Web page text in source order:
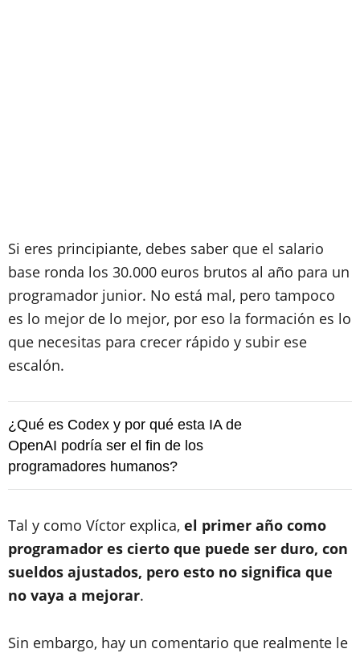
Si eres principiante, debes saber que el salario
base ronda los 30.000 euros brutos al año para un
programador junior. No está mal, pero tampoco
es lo mejor de lo mejor, por eso la formación es lo
que necesitas para crecer rápido y subir ese
escalón.
¿Qué es Codex y por qué esta IA de
OpenAI podría ser el fin de los
programadores humanos?
Tal y como Víctor explica, el primer año como
programador es cierto que puede ser duro, con
sueldos ajustados, pero esto no significa que
no vaya a mejorar.
Sin embargo, hay un comentario que realmente le